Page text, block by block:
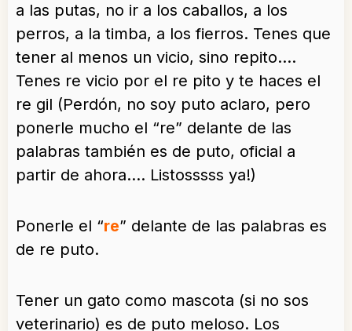
a las putas, no ir a los caballos, a los
perros, a la timba, a los fierros. Tenes que
tener al menos un vicio, sino repito….
Tenes re vicio por el re pito y te haces el
re gil (Perdón, no soy puto aclaro, pero
ponerle mucho el “re” delante de las
palabras también es de puto, oficial a
partir de ahora…. Listosssss ya!)
Ponerle el “re” delante de las palabras es
de re puto.
Tener un gato como mascota (si no sos
veterinario) es de puto meloso. Los